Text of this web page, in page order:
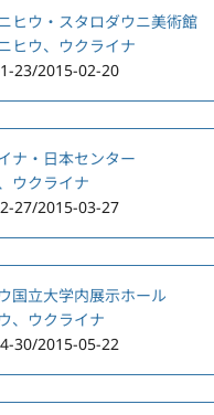
ヒウ・スタロダウニ美術館
ヒウ、ウクライナ
23/2015-02-20
ナ・日本センター
ウクライナ
27/2015-03-27
国立大学内展示ホール
、ウクライナ
30/2015-05-22